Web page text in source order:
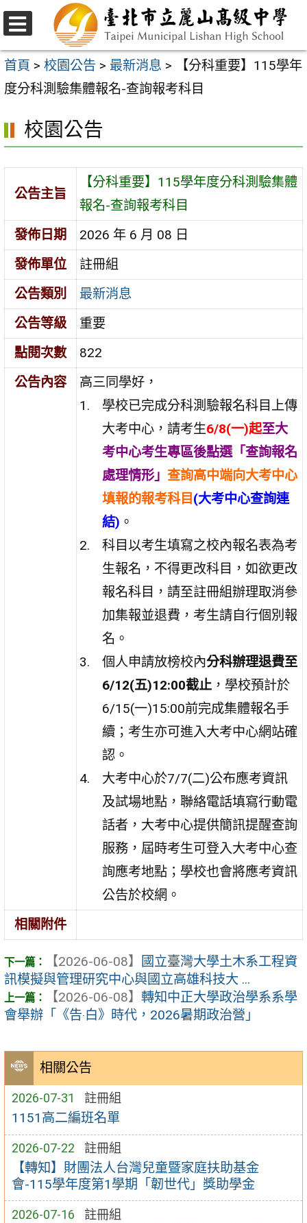
跳
至
主
要
容
區
選
單
首頁 > 校園公告 > 最新消息 >
【分科重要】115學年
度分科測驗集體報名-查詢報考科目
相關公告
2026-07-31 註冊組
1151高二編班名單
2026-07-22 註冊組
【轉知】財團法人台灣兒童暨家庭扶助基金
會-115學年度第1學期「韌世代」獎助學金
2026-07-16 註冊組
校園公告
公告主旨
【分科重要】115學年度分科測驗集體
報名-查詢報考科目
發佈日期
2026 年 6 月 08 日
發佈單位
註冊組
公告類別
最新消息
公告等級
重要
點閱次數
822
公告內容
高三同學好，
學校已完成分科測驗報名科目上傳
大考中心，請考生6/8(一)起至大
考中心考生專區後點選「查詢報名
處理情形」 查詢高中端向大考中心
填報的報考科目 (大考中心查詢連
結) 。
科目以考生填寫之校內報名表為考
生報名，不得更改科目，如欲更改
報名科目，請至註冊組辦理取消參
加集報並退費，考生請自行個別報
名。
個人申請放榜校內分科辦理退費至
6/12(五)12:00截止，學校預計於
6/15(一)15:00前完成集體報名手
續；考生亦可進入大考中心網站確
認。
大考中心於7/7(二)公布應考資訊
及試場地點，聯絡電話填寫行動電
話者，大考中心提供簡訊提醒查詢
服務，屆時考生可登入大考中心查
詢應考地點；學校也會將應考資訊
公告於校網。
相關附件
【2026-06-08】
國立臺灣大學土木系工程資
訊模擬與管理研究中心與國立高雄科技大 ...
【2026-06-08】 轉知中正大學政治學系系學
會舉辦「《告‧白》時代，2026暑期政治營」